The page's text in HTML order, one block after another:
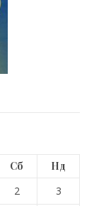
Сб
Нд
2 3